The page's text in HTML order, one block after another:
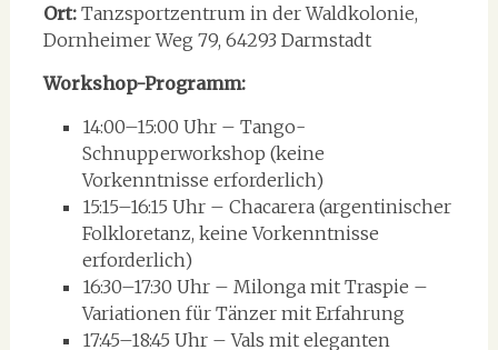
Ort:Tanzsportzentrum in der Waldkolonie,
Dornheimer Weg 79, 64293 Darmstadt
Workshop-Programm:
14:00–15:00 Uhr – Tango-
Schnupperworkshop (keine
Vorkenntnisse erforderlich)
15:15–16:15 Uhr – Chacarera (argentinischer
Folkloretanz, keine Vorkenntnisse
erforderlich)
16:30–17:30 Uhr – Milonga mit Traspie –
Variationen für Tänzer mit Erfahrung
17:45–18:45 Uhr – Vals mit eleganten